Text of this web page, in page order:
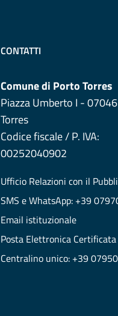
CONTATTI
Comune di Porto Torres
Piazza Umberto I -
Torres
Codice fiscale / P. IVA:
00252040902
Ufficio Relazioni con il
SMS e WhatsApp: +39
Email istituzionale
Posta Elettronica Certificata
Centralino unico: +39